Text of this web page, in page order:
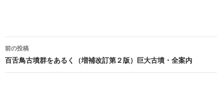
投
稿
前の投稿
百舌鳥古墳群をあるく（増補改訂第２版）巨大古墳・全案内